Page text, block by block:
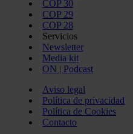
COP 30
COP 29
COP 28
Servicios
Newsletter
Media kit
ON | Podcast
Aviso legal
Política de privacidad
Política de Cookies
Contacto